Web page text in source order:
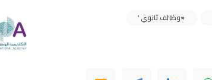
وظائف ثانوي ’